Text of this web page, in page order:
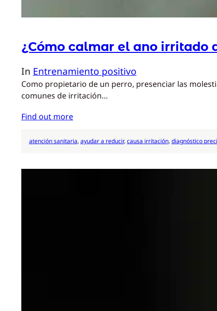
¿Cómo calmar el ano irritado
In Entrenamiento positivo
Como propietario de un perro, presenciar las
comunes de irritación…
Find out more
atención sanitaria, ayudar a reducir, causa irritación, diagnóstico